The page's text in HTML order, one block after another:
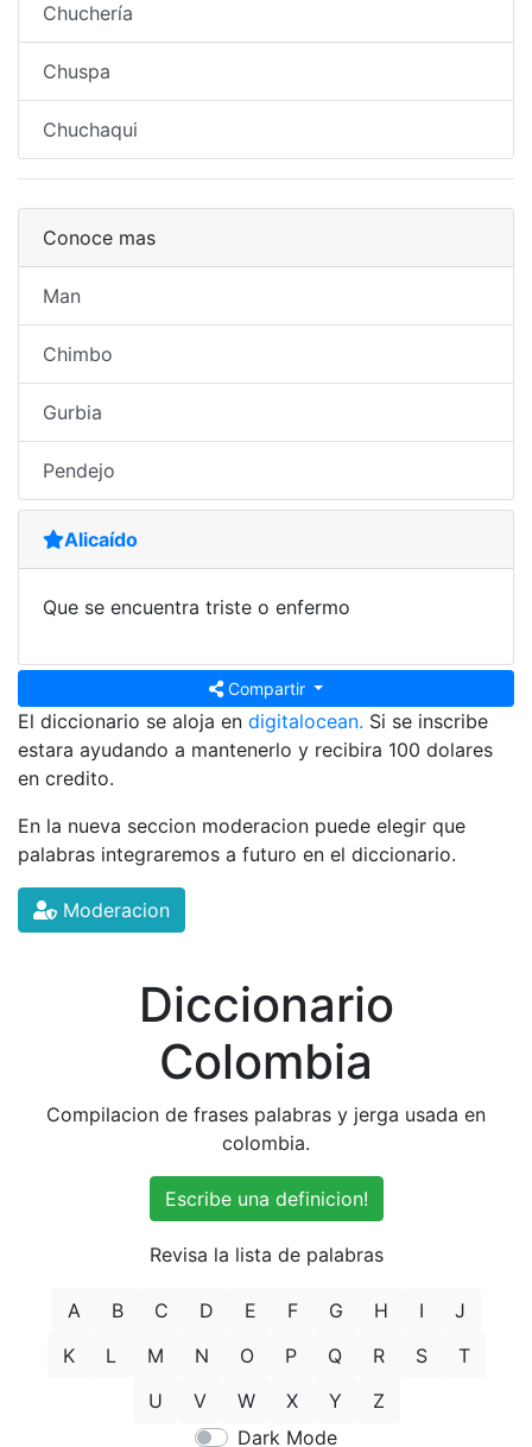
Chuchería
Chuspa
Chuchaqui
Conoce mas
Man
Chimbo
Gurbia
Pendejo
Alicaído
Que se encuentra triste o enfermo
Compartir
El diccionario se aloja en digitalocean. Si se inscribe
estara ayudando a mantenerlo y recibira 100 dolares
en credito.
En la nueva seccion moderacion puede elegir que
palabras integraremos a futuro en el diccionario.
Moderacion
Diccionario
Colombia
Compilacion de frases palabras y jerga usada en
colombia.
Escribe una definicion!
Revisa la lista de palabras
A B C D E F G H I
J
K
L M N O P Q R S
T
U
V W X Y
Z
Dark Mode